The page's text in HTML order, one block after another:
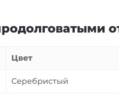
Цвет
Серебристый